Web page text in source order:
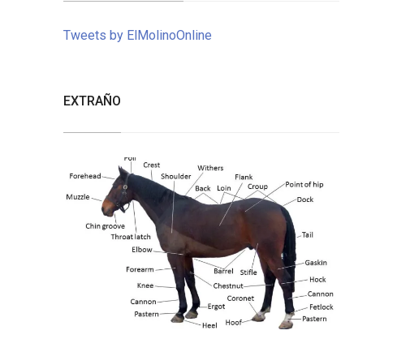
Tweets by ElMolinoOnline
EXTRAÑO